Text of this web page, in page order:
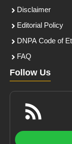
Disclaimer
Editorial Policy
DNPA Code of
FAQ
Follow Us